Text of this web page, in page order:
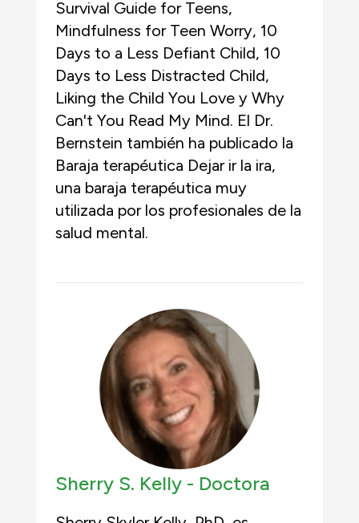
Survival Guide for Teens,
Mindfulness for Teen Worry, 10
Days to a Less Defiant Child, 10
Days to Less Distracted Child,
Liking the Child You Love y Why
Can't You Read My Mind. El Dr.
Bernstein también ha publicado la
Baraja terapéutica Dejar ir la ira,
una baraja terapéutica muy
utilizada por los profesionales de la
salud mental.
Sherry S. Kelly - Doctora